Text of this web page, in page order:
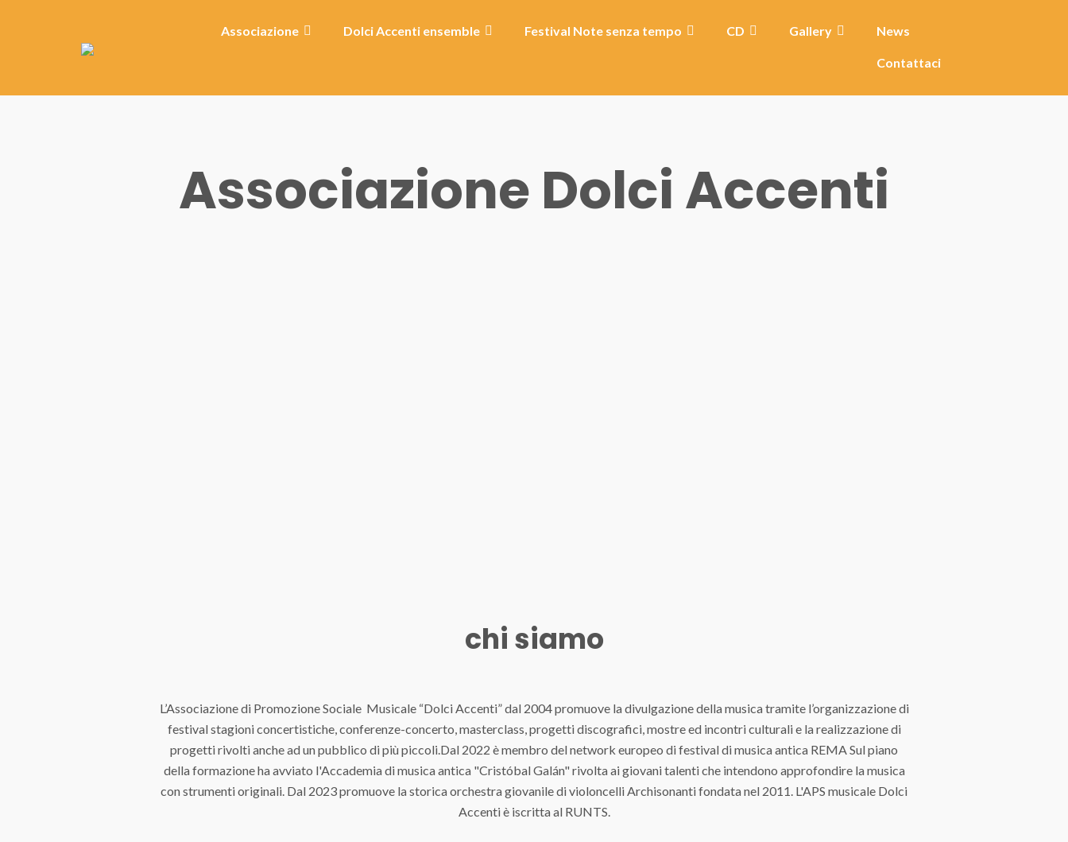
Associazione Dolci Accenti ensemble Festival Note senza tempo CD Gallery News
Contattaci
Associazione Dolci Accenti
chi siamo
L’Associazione di Promozione Sociale Musicale “Dolci Accenti” dal 2004 promuove la divulgazione della musica tramite l’organizzazione di
festival stagioni concertistiche, conferenze-concerto, masterclass, progetti discografici, mostre ed incontri culturali e la realizzazione di
progetti rivolti anche ad un pubblico di più piccoli.Dal 2022 è membro del network europeo di festival di musica antica REMA Sul piano
della formazione ha avviato l'Accademia di musica antica "Cristóbal Galán" rivolta ai giovani talenti che intendono approfondire la musica
con strumenti originali. Dal 2023 promuove la storica orchestra giovanile di violoncelli Archisonanti fondata nel 2011. L'APS musicale Dolci
Accenti è iscritta al RUNTS.